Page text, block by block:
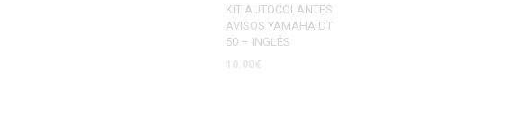
KIT AUTOCOLANTES
AVISOS YAMAHA DT
50 – INGLÊS
10.00€